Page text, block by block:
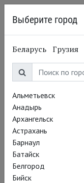
Выберите город
Беларусь Грузия
Альметьевск
Анадырь
Архангельск
Астрахань
Барнаул
Батайск
Белгород
Бийск